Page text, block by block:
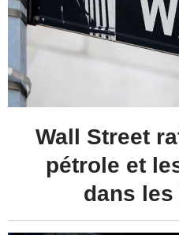
Wall Street
pétrole et
dans